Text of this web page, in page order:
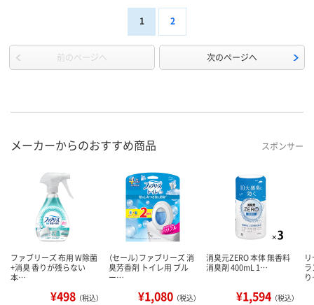
1 2
前のページへ 次のページへ
メーカーからのおすすめ商品 スポンサー
ファブリーズ 布用 W除菌
+消臭 香りが残らない
本…
¥498 （税込）
（セール）ファブリーズ 消
臭芳香剤 トイレ用 ブル
ー…
¥1,080 （税込）
消臭元ZERO 本体 無香料
消臭剤 400mL 1…
¥1,594 （税込）